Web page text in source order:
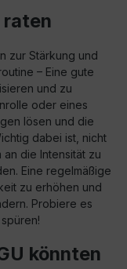
raten
zur Stärkung und
– Eine gute
und zu
oder eines
lösen und die
dabei ist, nicht
die Intensität zu
Eine regelmäßige
zu erhöhen und
Probiere es
könnten